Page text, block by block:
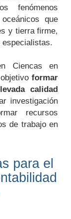
fenómenos
que
y tierra firme,
especialistas.
Ciencas en
formar
calidad
investigación
recursos
de trabajo en
para el